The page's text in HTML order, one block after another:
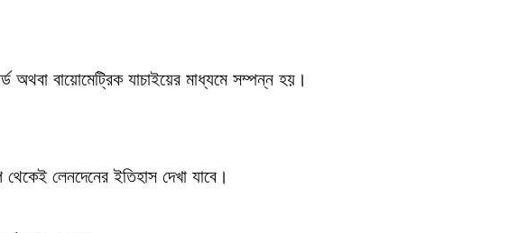
অথবা বায়োমেট্রিক যাচাইয়ের মাধ্যমে সম্পন্ন হয়।
লেনদেনের ইতিহাস দেখা যাবে।